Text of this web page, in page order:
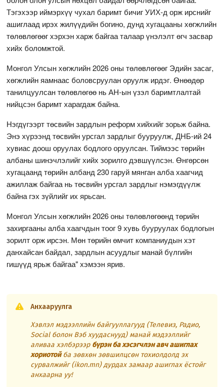
Тэгэхээр иймэрхүү чухал баримт бичиг УИХ-д орж ирснийг
ашиглаад ирэх жилүүдийн богино, дунд хугацааны хөгжлийн
төлөвлөгөөг хэрхэн харж байгаа талаар үнэлэлт өгч засвар
хийх боломжтой.
Монгол Улсын хөгжлийн 2026 оны төлөвлөгөөг Эдийн засаг,
хөгжлийн яамнаас боловсруулан оруулж ирдэг. Өнөөдөр
танилцуулсан төлөвлөгөө нь АН-ын үзэл баримтлалтай
нийцсэн баримт харагдаж байна.
Нэгдүгээрт төсвийн зардлын реформ хийхийг зорьж байна.
Энэ хүрээнд төсвийн урсгал зардлыг бууруулж, ДНБ-ий 24
хувиас доош оруулах бодлого оруулсан. Тиймээс төрийн
албаны шинэчлэлийг хийх зорилго дэвшүүлсэн. Өнгөрсөн
хугацаанд төрийн албанд 230 гаруй мянган алба хаагчид
ажиллаж байгаа нь төсвийн урсгал зардлыг нэмэгдүүлж
байна гэх зүйлийг их ярьсан.
Монгол Улсын хөгжлийн 2026 оны төлөвлөгөөнд төрийн
захиргааны алба хаагчдын тоог 9 хувь бууруулах бодлогын
зорилт орж ирсэн. Мөн төрийн өмчит компаниудын хэт
данхайсан байдал, зардлын асуудлыг манай бүлгийн
гишүүд ярьж байгаа" хэмээн ярив.
Анхааруулга
Хэвлэл мэдээллийн байгууллагууд (Телевиз, Радио,
Social болон Вэб хуудаснууд) манай мэдээллийг
аливаа хэлбэрээр бүрэн ба хэсэгчлэн авч ашиглах
хориотойба зөвхөн зөвшилцсөн тохиолдолд эх
сурвалжийг (ikon.mn) дурдах замаар ашиглах ёстойг
анхаарна уу!